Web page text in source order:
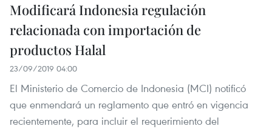
Modificará Indonesia regulación
relacionada con importación de
productos Halal
23/09/2019 04:00
El Ministerio de Comercio de Indonesia (MCI) notificó
que enmendará un reglamento que entró en vigencia
recientemente, para incluir el requerimiento del